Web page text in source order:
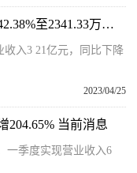
荣信文化最新公告：2022年度净利降42.38%至2341.33万元 拟10派1.6元
收入3 21亿元，同比下降
2023/04/25
204.65% 当前消息
一季度实现营业收入6